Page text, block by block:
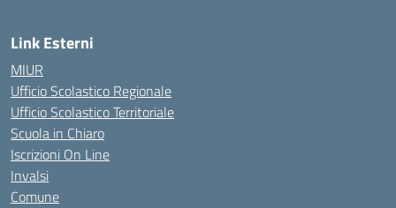
Link Esterni
MIUR
Ufficio Scolastico Regionale
Ufficio Scolastico Territoriale
Scuola in Chiaro
Iscrizioni On Line
Invalsi
Comune